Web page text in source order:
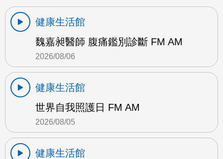
健康生活館
魏嘉昶醫師 腹痛鑑別診斷 FM AM
2026/08/06
健康生活館
世界自我照護日 FM AM
2026/08/05
健康生活館